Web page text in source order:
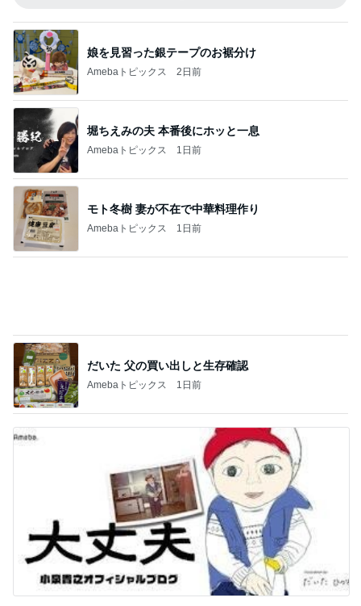
堀ちえみの夫 本番後にホッと一息
Amebaトピックス 1日前
モト冬樹 妻が不在で中華料理作り
Amebaトピックス 1日前
だいた 父の買い出しと生存確認
Amebaトピックス 1日前
だいたの夫 息子の一声で献立変更
1日前
記事を読む
小松彩夏 今年も仙台七夕まつりへ
14時間前